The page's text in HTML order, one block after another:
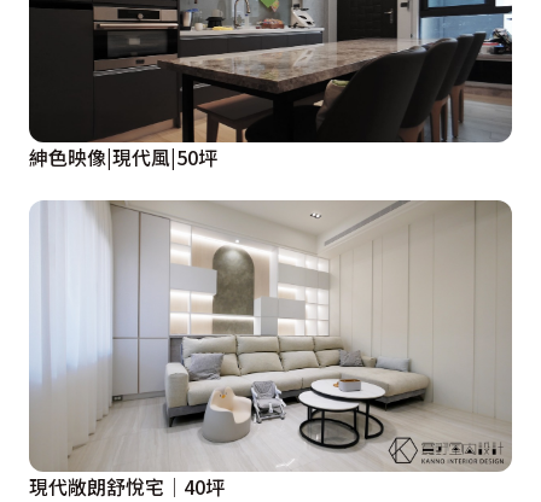
紳色映像|現代風|50坪
現代敞朗舒悅宅│40坪